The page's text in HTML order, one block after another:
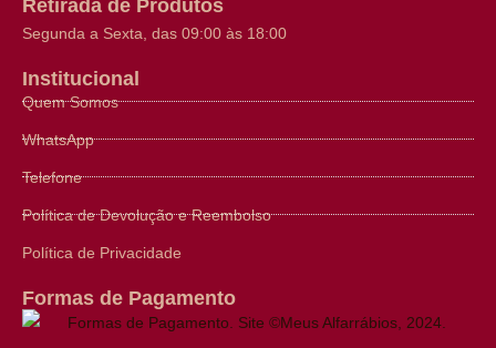
Retirada de Produtos
Segunda a Sexta, das 09:00 às 18:00
Institucional
Quem Somos
WhatsApp
Telefone
Política de Devolução e Reembolso
Política de Privacidade
Formas de Pagamento